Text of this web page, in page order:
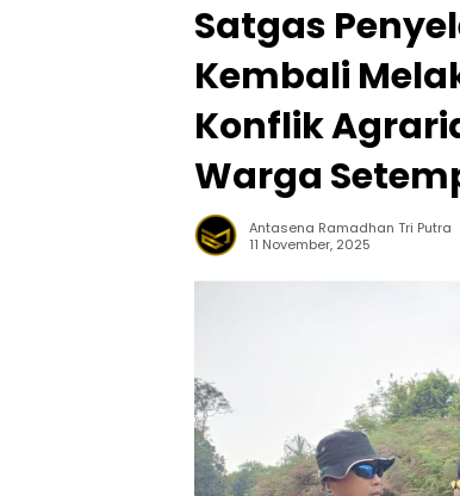
Satgas
Kembali
Konflik
Warga
Antasena Ramadhan Tri Putra
11 November, 2025